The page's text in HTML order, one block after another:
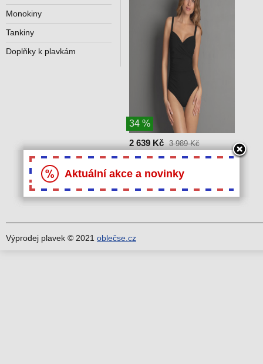
34 %
2 639 Kč 3 989 Kč
Dámské jednodílné plavky
38/75E
Monokiny
Tankiny
Doplňky k plavkám
Výprodej plavek © 2021 oblečse.cz
Aktuální akce a novinky